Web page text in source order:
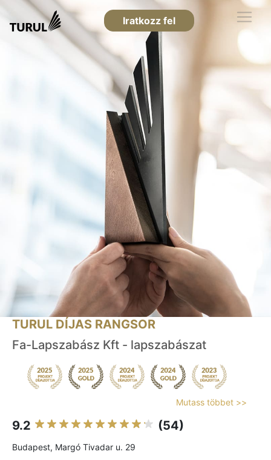
Iratkozz fel
TURUL DÍJAS RANGSOR
Fa-Lapszabász Kft - lapszabászat
Mutass többet >>
9.2 (54)
Budapest, Margó Tivadar u. 29